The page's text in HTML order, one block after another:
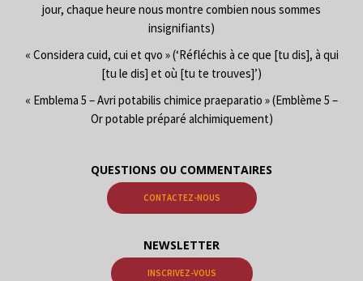
jour, chaque heure nous montre combien nous sommes
insignifiants)
« Considera cuid, cui et qvo » (‘Réfléchis à ce que [tu dis], à qui
[tu le dis] et où [tu te trouves]’)
« Emblema 5 – Avri potabilis chimice praeparatio » (Emblème 5 –
Or potable préparé alchimiquement)
QUESTIONS OU COMMENTAIRES
CONTACTEZ-NOUS
NEWSLETTER
INSCRIVEZ-VOUS